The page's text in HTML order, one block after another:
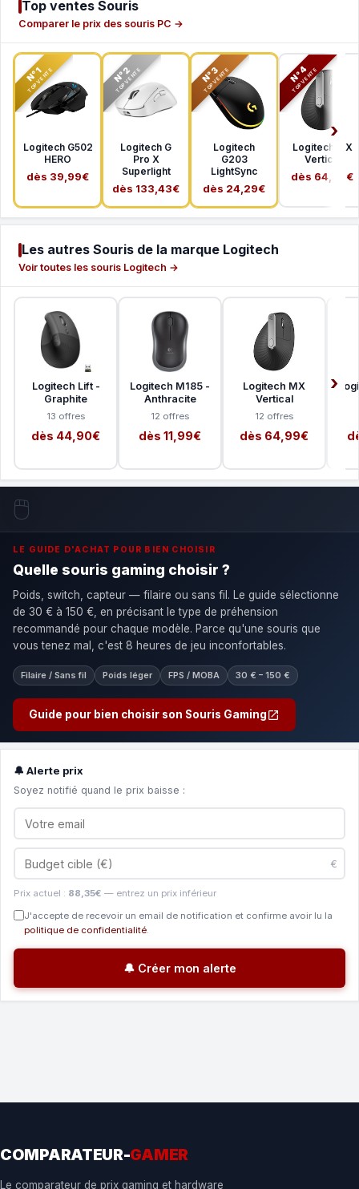
Top ventes Souris
Comparer le prix des souris PC →
N°1
TOP VENTE
Logitech G502
HERO
dès 39,99€
N°2
TOP VENTE
Logitech G
Pro X
Superlight
dès 133,43€
N°3
TOP VENTE
Logitech
G203
LightSync
dès 24,29€
N°4
TOP VENTE
Logitech MX
Vertical
dès 64,99€
Les autres Souris de la marque Logitech
Voir toutes les souris Logitech →
Logitech Lift -
Graphite
13 offres
dès 44,90€
Logitech M185 -
Anthracite
12 offres
dès 11,99€
Logitech MX
Vertical
12 offres
dès 64,99€
🖱️
LE GUIDE D'ACHAT POUR BIEN CHOISIR
Quelle souris gaming choisir ?
Poids, switch, capteur — filaire ou sans fil. Le guide sélectionne
de 30 € à 150 €, en précisant le type de préhension
recommandé pour chaque modèle. Parce qu'une souris que
vous tenez mal, c'est 8 heures de jeu inconfortables.
Filaire / Sans fil Poids léger FPS / MOBA 30 € – 150 €
Guide pour bien choisir son Souris Gaming
🔔 Alerte prix
Soyez notifié quand le prix baisse :
€
Prix actuel : 88,35€ — entrez un prix inférieur
J'accepte de recevoir un email de notification et confirme avoir lu la
politique de confidentialité.
🔔 Créer mon alerte
COMPARATEUR-GAMER
Le comparateur de prix gaming et hardware